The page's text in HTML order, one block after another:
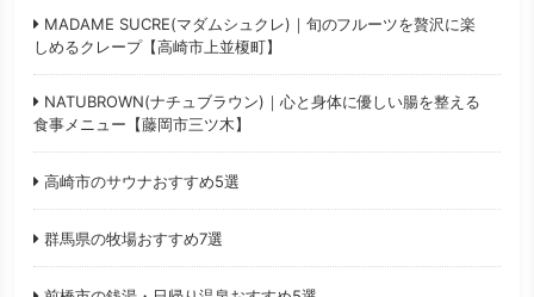
MADAME SUCRE(マダムシュクレ)｜旬のフルーツを贅沢に楽
しめるクレープ【高崎市上並榎町】
NATUBROWN(ナチュブラウン)｜心と身体に優しい腸を整える
食事メニュー【藤岡市三ツ木】
高崎市のサウナおすすめ5選
群馬県の牧場おすすめ7選